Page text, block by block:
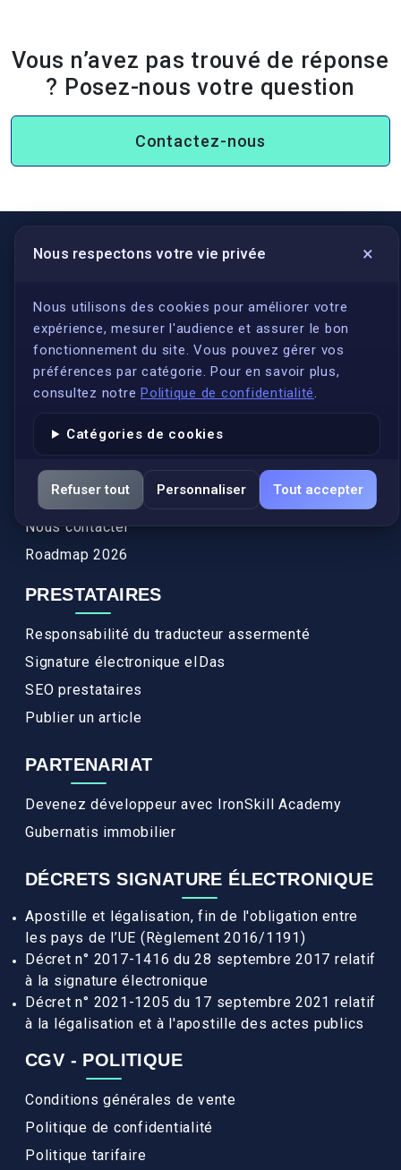
Vous n’avez pas trouvé de réponse
? Posez-nous votre question
Contactez-nous
Nous respectons votre vie privée ×
Nous utilisons des cookies pour améliorer votre
expérience, mesurer l'audience et assurer le bon
fonctionnement du site. Vous pouvez gérer vos
préférences par catégorie. Pour en savoir plus,
consultez notre Politique de confidentialité.
Catégories de cookies
Refuser tout Personnaliser Tout accepter
LIENS UTILES
S'inscrire
Qui sommes-nous ?
Conformité
Annuaires des traducteurs assermentés
Actualités
Services
FAQ
Nous contacter
Roadmap 2026
PRESTATAIRES
Responsabilité du traducteur assermenté
Signature électronique eIDas
SEO prestataires
Publier un article
PARTENARIAT
Devenez développeur avec IronSkill Academy
Gubernatis immobilier
DÉCRETS SIGNATURE ÉLECTRONIQUE
Apostille et légalisation, fin de l'obligation entre
les pays de l’UE (Règlement 2016/1191)
Décret n° 2017-1416 du 28 septembre 2017 relatif
à la signature électronique
Décret n° 2021-1205 du 17 septembre 2021 relatif
à la légalisation et à l'apostille des actes publics
CGV - POLITIQUE
Conditions générales de vente
Politique de confidentialité
Politique tarifaire